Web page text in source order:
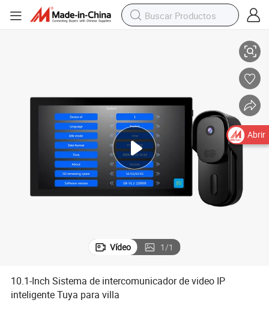
Vídeo 1/1
10.1-Inch Sistema de intercomunicador de video IP
inteligente Tuya para villa
Abrir